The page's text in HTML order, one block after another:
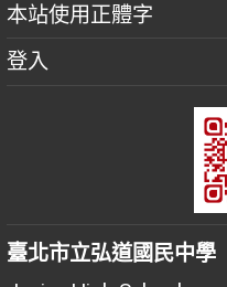
本站使用正體字
登入
臺北市立弘道國民中學